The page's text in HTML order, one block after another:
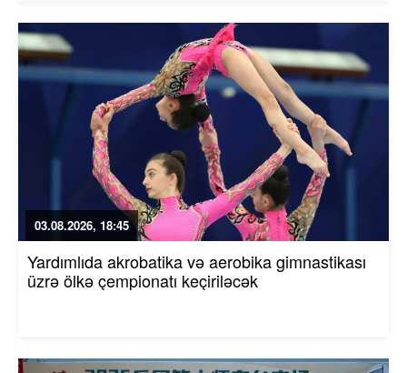
03.08.2026, 18:45
Yardımlıda akrobatika və aerobika gimnastikası
üzrə ölkə çempionatı keçiriləcək